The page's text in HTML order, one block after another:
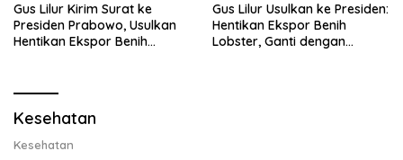
Gus Lilur Kirim Surat ke
Presiden Prabowo, Usulkan
Hentikan Ekspor Benih
Gus Lilur Usulkan ke Presiden:
Hentikan Ekspor Benih
Lobster, Ganti dengan
Kesehatan
Kesehatan